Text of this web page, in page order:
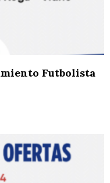
Futbolista